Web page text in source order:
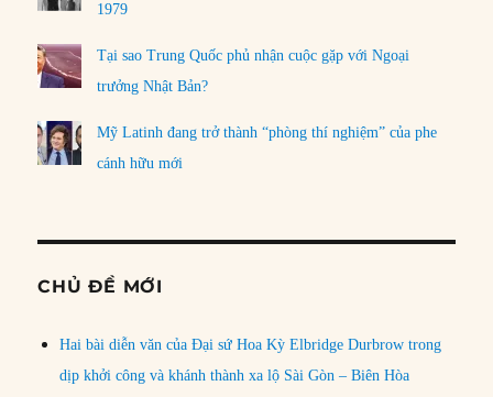
1979
Tại sao Trung Quốc phủ nhận cuộc gặp với Ngoại
trưởng Nhật Bản?
Mỹ Latinh đang trở thành “phòng thí nghiệm” của phe
cánh hữu mới
CHỦ ĐỀ MỚI
Hai bài diễn văn của Đại sứ Hoa Kỳ Elbridge Durbrow trong
dịp khởi công và khánh thành xa lộ Sài Gòn – Biên Hòa